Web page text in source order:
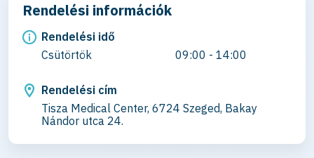
Rendelési információk
Rendelési idő
Csütörtök
09:00 - 14:00
Rendelési cím
Tisza Medical Center, 6724 Szeged, Bakay
Nándor utca 24.